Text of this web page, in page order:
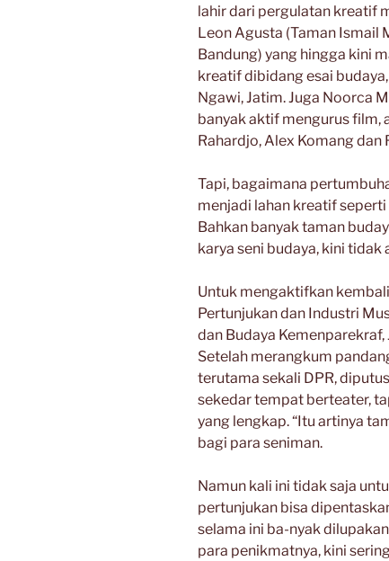
lahir dari pergulatan kreatif
Leon Agusta (Taman Ismail
Bandung) yang hingga kini
kreatif dibidang esai
Ngawi, Jatim. Juga Noorca
banyak aktif mengurus film,
Rahardjo, Alex Komang dan
Tapi, bagaimana
menjadi lahan kreatif
Bahkan banyak taman
karya seni budaya, kini tidak
Untuk mengaktifkan
Pertunjukan dan Industri
dan Budaya
Setelah merangkum
terutama sekali DPR,
sekedar tempat berteater,
yang lengkap. “Itu artinya
bagi para seniman.
Namun kali ini tidak saja
pertunjukan bisa
selama ini ba-nyak
para penikmatnya, kini